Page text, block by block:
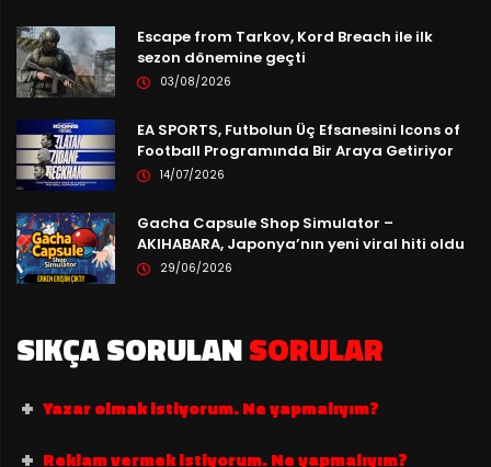
Escape from Tarkov, Kord Breach ile ilk
sezon dönemine geçti
03/08/2026
EA SPORTS, Futbolun Üç Efsanesini Icons of
Football Programında Bir Araya Getiriyor
14/07/2026
Gacha Capsule Shop Simulator –
AKIHABARA, Japonya’nın yeni viral hiti oldu
29/06/2026
SIKÇA SORULANSORULAR
Yazar olmak istiyorum. Ne yapmalıyım?
Reklam vermek istiyorum. Ne yapmalıyım?